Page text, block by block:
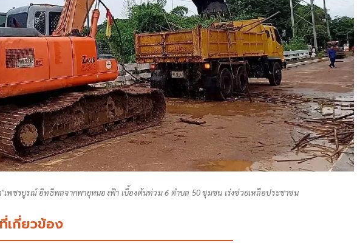
พชรบูรณ์ อิทธิพลจากพายุหนองฟ้า เบื้องต้นท่วม 6 ตำบล 50 ชุมชน เร่งช่วยเหลือประชาชน
เกี่ยวข้อง